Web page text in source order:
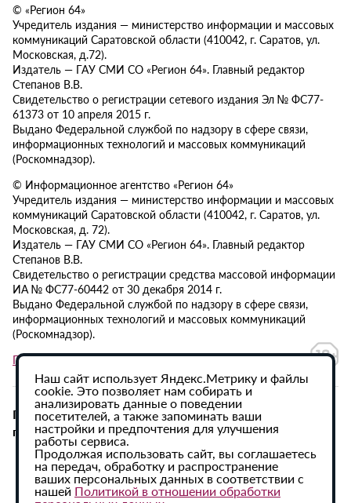
© «Регион 64»
Учредитель издания — министерство информации и массовых
коммуникаций Саратовской области (410042, г. Саратов, ул.
Московская, д.72).
Издатель — ГАУ СМИ СО «Регион 64». Главный редактор
Степанов В.В.
Свидетельство о регистрации сетевого издания Эл № ФС77-
61373 от 10 апреля 2015 г.
Выдано Федеральной службой по надзору в сфере связи,
информационных технологий и массовых коммуникаций
(Роскомнадзор).
© Информационное агентство «Регион 64»
Учредитель издания — министерство информации и массовых
коммуникаций Саратовской области (410042, г. Саратов, ул.
Московская, д. 72).
Издатель — ГАУ СМИ СО «Регион 64». Главный редактор
Степанов В.В.
Свидетельство о регистрации средства массовой информации
ИА № ФС77-60442 от 30 декабря 2014 г.
Выдано Федеральной службой по надзору в сфере связи,
информационных технологий и массовых коммуникаций
(Роскомнадзор).
Политика в отношении обработки персональных данных
При использовании материалов сайта активная
гиперссылка на ИА «Регион 64» обязательна.
Наш сайт использует Яндекс.Метрику и файлы
cookie. Это позволяет нам собирать и
анализировать данные о поведении
посетителей, а также запоминать ваши
настройки и предпочтения для улучшения
работы сервиса.
Продолжая использовать сайт, вы соглашаетесь
на передач, обработку и распространение
ваших персональных данных в соответствии с
нашей Политикой в отношении обработки